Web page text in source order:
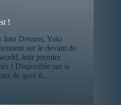
!
Into Dreams, Yuki
sur le devant de
leur premier
! Disponible sur la
de quoi il…